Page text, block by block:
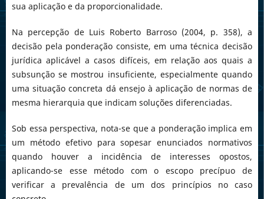
sua aplicação e da proporcionalidade.
Na percepção de Luis Roberto Barroso (2004, p. 358), a
decisão pela ponderação consiste, em uma técnica decisão
jurídica aplicável a casos difíceis, em relação aos quais a
subsunção se mostrou insuficiente, especialmente quando
uma situação concreta dá ensejo à aplicação de normas de
mesma hierarquia que indicam soluções diferenciadas.
Sob essa perspectiva, nota-se que a ponderação implica em
um método efetivo para sopesar enunciados normativos
quando houver a incidência de interesses opostos,
aplicando-se esse método com o escopo precípuo de
verificar a prevalência de um dos princípios no caso